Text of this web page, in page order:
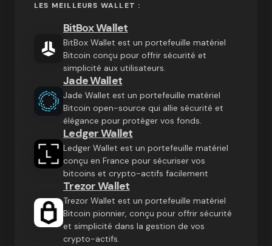
LES MEILLEURS WALLET :
BitBox Wallet
BitBox Wallet est un portefeuille matériel
Bitcoin conçu pour offrir sécurité et
simplicité aux utilisateurs.
Jade Wallet
Jade Wallet est un portefeuille matériel
Bitcoin open-source qui allie sécurité et
élégance pour protéger vos fonds.
Ledger Wallet
Ledger Wallet est un portefeuille matériel
conçu en France pour sécuriser vos
bitcoins et crypto-actifs facilement
Trezor Wallet
Trezor Wallet est un portefeuille matériel
Bitcoin pionnier, conçu pour offrir sécurité
et simplicité dans la gestion de vos
crypto-actifs.